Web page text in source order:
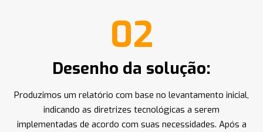
02
Desenho da solução:
Produzimos um relatório com base no levantamento inicial,
indicando as diretrizes tecnológicas a serem
implementadas de acordo com suas necessidades. Após a